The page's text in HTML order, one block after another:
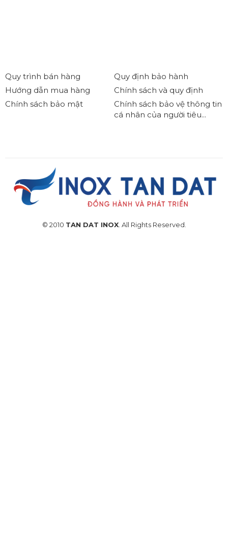
Quy trình bán hàng
Hướng dẫn mua hàng
Chính sách bảo mật
Quy định bảo hành
Chính sách và quy định
Chính sách bảo vệ thông tin
cá nhân của người tiêu...
© 2010 TAN DAT INOX. All Rights Reserved.